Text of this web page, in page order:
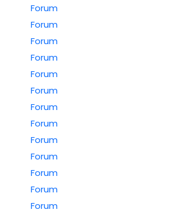
Forum
Forum
Forum
Forum
Forum
Forum
Forum
Forum
Forum
Forum
Forum
Forum
Forum